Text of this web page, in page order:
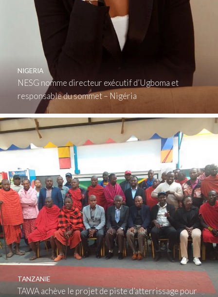
NESG nomme directeur exécutif d’Ugboma et
responsable du sommet – Nigéria
NIGERIA
TAWA achève le projet de piste d’atterrissage pour
TANZANIE